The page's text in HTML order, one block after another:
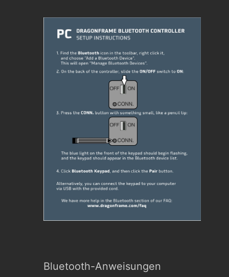
Bluetooth-Anweisungen